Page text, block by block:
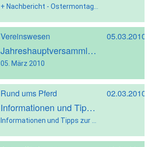
Vereinswesen
Jahreshauptversammlung 2010
05. März 2010
Rund ums Pferd
Informationen und Tipps zur Bedeckung